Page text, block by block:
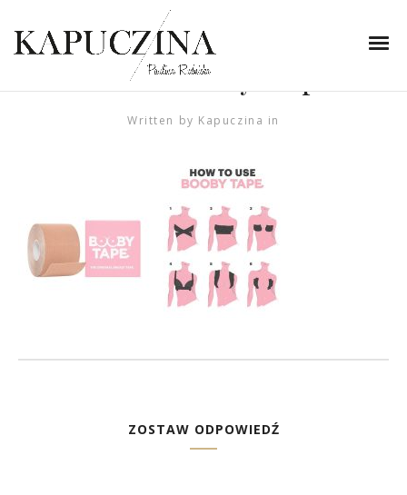
6 września 2022
tasma-do-oklejania-
biustu-Booby-Tape
Written by Kapuczina in
ZOSTAW ODPOWIEDŹ